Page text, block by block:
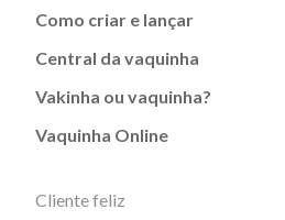
Como criar e lançar
Central da vaquinha
Vakinha ou vaquinha?
Vaquinha Online
Cliente feliz